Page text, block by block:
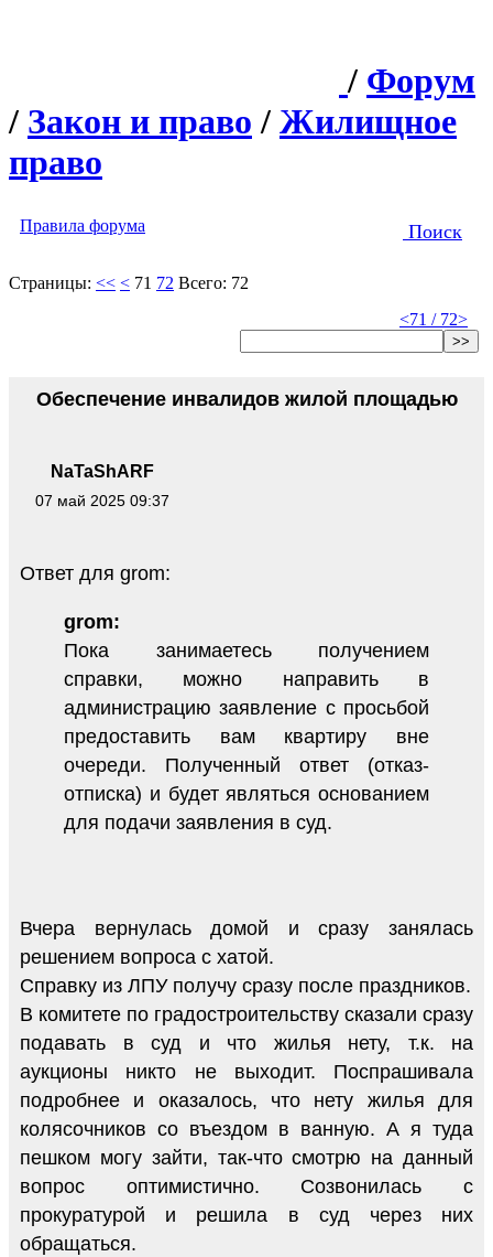
/ Форум
/ Закон и право / Жилищное
право
Правила форума Поиск
Страницы: << < 71 72 Всего: 72
<71 / 72>
>>
NaTaShARF
07 май 2025 09:37
Обеспечение инвалидов жилой площадью
Ответ для grom:
grom:
Пока занимаетесь получением
справки, можно направить в
администрацию заявление с просьбой
предоставить вам квартиру вне
очереди. Полученный ответ (отказ-
отписка) и будет являться основанием
для подачи заявления в суд.
Вчера вернулась домой и сразу занялась
решением вопроса с хатой.
Справку из ЛПУ получу сразу после праздников.
В комитете по градостроительству сказали сразу
подавать в суд и что жилья нету, т.к. на
аукционы никто не выходит. Поспрашивала
подробнее и оказалось, что нету жилья для
колясочников со въездом в ванную. А я туда
пешком могу зайти, так-что смотрю на данный
вопрос оптимистично. Созвонилась с
прокуратурой и решила в суд через них
обращаться.